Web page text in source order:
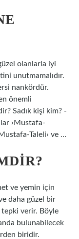
olanlarla iyi
unutmamalıdır.
nankördür.
önemli
Sadık kişi kim? -
›Mustafa-
Taleli› ve …
ve yemin için
daha güzel bir
tepki verir. Böyle
bulunabilecek
biridir.